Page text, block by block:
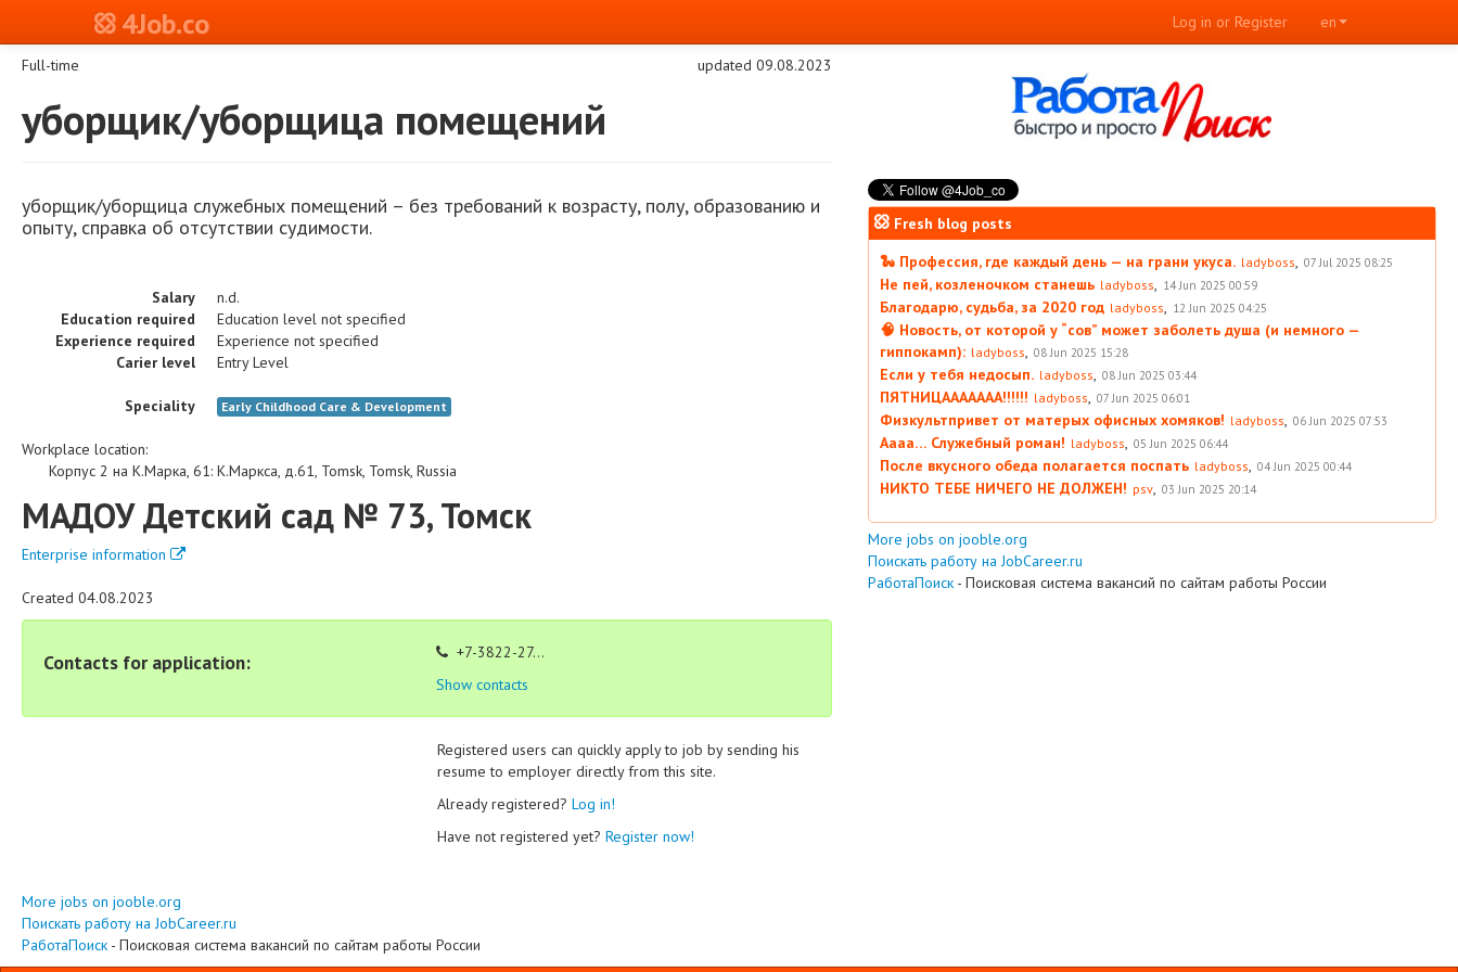
4Job.co en
Log in or Register
Full-time updated 09.08.2023
уборщик/уборщица помещений
уборщик/уборщица служебных помещений – без требований к возрасту, полу, образованию и
опыту, справка об отсутствии судимости.
Salary
n.d.
Education required
Education level not specified
Experience required
Experience not specified
Carier level
Entry Level
Speciality Early Childhood Care & Development
Workplace location:
Корпус 2 на К.Марка, 61: К.Маркса, д.61, Tomsk, Tomsk, Russia
МАДОУ Детский сад № 73, Томск
Enterprise information
Created 04.08.2023
Contacts for application:
+7-3822-27...
Show contacts
Registered users can quickly apply to job by sending his
resume to employer directly from this site.
Already registered? Log in!
Have not registered yet? Register now!
More jobs on jooble.org
Поискать работу на JobCareer.ru
РаботаПоиск - Поисковая система вакансий по сайтам работы России
Fresh blog posts
🐍 Профессия, где каждый день — на грани укуса. ladyboss, 07 Jul 2025 08:25
Не пей, козленочком станешь ladyboss, 14 Jun 2025 00:59
Благодарю, судьба, за 2020 год ladyboss, 12 Jun 2025 04:25
🧠 Новость, от которой у “сов” может заболеть душа (и немного —
гиппокамп): ladyboss, 08 Jun 2025 15:28
Если у тебя недосып. ladyboss, 08 Jun 2025 03:44
ПЯТНИЦААААААА!!!!!! ladyboss, 07 Jun 2025 06:01
Физкультпривет от матерых офисных хомяков! ladyboss, 06 Jun 2025 07:53
Аааа… Служебный роман! ladyboss, 05 Jun 2025 06:44
После вкусного обеда полагается поспать ladyboss, 04 Jun 2025 00:44
НИКТО ТЕБЕ НИЧЕГО НЕ ДОЛЖЕН! psv, 03 Jun 2025 20:14
More jobs on jooble.org
Поискать работу на JobCareer.ru
РаботаПоиск - Поисковая система вакансий по сайтам работы России